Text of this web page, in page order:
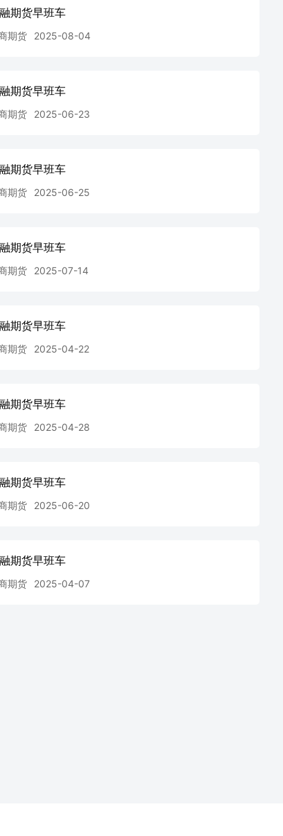
期货早班车
期货 2025-08-04
期货早班车
期货 2025-06-23
期货早班车
期货 2025-06-25
期货早班车
期货 2025-07-14
期货早班车
期货 2025-04-22
期货早班车
期货 2025-04-28
期货早班车
期货 2025-06-20
期货早班车
期货 2025-04-07